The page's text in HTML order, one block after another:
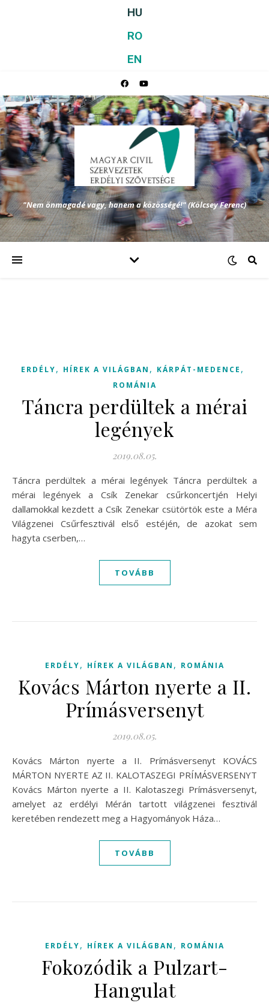
HU
RO
EN
"Nem önmagadé vagy, hanem a közösségé!" (Kölcsey Ferenc)
ERDÉLY, HÍREK A VILÁGBAN , KÁRPÁT-MEDENCE ,
ROMÁNIA
Táncra perdültek a mérai
legények
2019.08.05.
Táncra perdültek a mérai legények Táncra perdültek a
mérai legények a Csík Zenekar csűrkoncertjén Helyi
dallamokkal kezdett a Csík Zenekar csütörtök este a Méra
Világzenei Csűrfesztivál első estéjén, de azokat sem
hagyta cserben,…
TOVÁBB
ERDÉLY, HÍREK A VILÁGBAN , ROMÁNIA
Kovács Márton nyerte a II.
Prímásversenyt
2019.08.05.
Kovács Márton nyerte a II. Prímásversenyt KOVÁCS
MÁRTON NYERTE AZ II. KALOTASZEGI PRÍMÁSVERSENYT
Kovács Márton nyerte a II. Kalotaszegi Prímásversenyt,
amelyet az erdélyi Mérán tartott világzenei fesztivál
keretében rendezett meg a Hagyományok Háza…
TOVÁBB
ERDÉLY, HÍREK A VILÁGBAN , ROMÁNIA
Fokozódik a Pulzart-
Hangulat